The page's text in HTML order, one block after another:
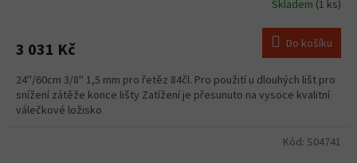
Skladem (1 ks)
3 031 Kč Do košíku
24''/60cm 3/8'' 1,5 mm pro řetěz 84čl. Pro použití u dlouhých lišt pro
snížení zátěže konce lišty Zatížení je přesunuto na vysoce kvalitní
válečkové ložisko
Kód: S04741